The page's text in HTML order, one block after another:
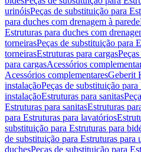
urinóisPeças de substituição para
para duches com drenagem à parede
Estruturas para duches com
torneirasPeças de substituição para
torneirasEstruturas para cargas
para cargasAcessórios
Acessórios complementaresGeberit
instalaçãoPeças de substituição
instalaçãoEstruturas para sanitas
Estruturas para sanitasEstruturas
para Estruturas para lavatórios
substituição para Estruturas para
de substituição para Estruturas para
duchesPeças de substituição para